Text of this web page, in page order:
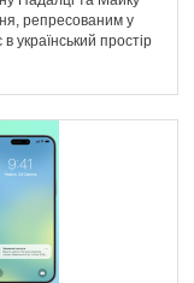
репресованим у
український простір